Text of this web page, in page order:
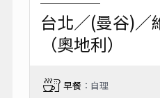
台北／(曼谷)／
（奧地利）
早餐：自理